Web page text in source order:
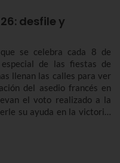
desfile y
se celebra cada 8 de
de las fiestas de
llenan las calles para ver
del asedio francés en
el voto realizado a la
su ayuda en la victoria.